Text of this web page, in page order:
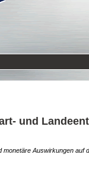
und
Auswirkungen auf